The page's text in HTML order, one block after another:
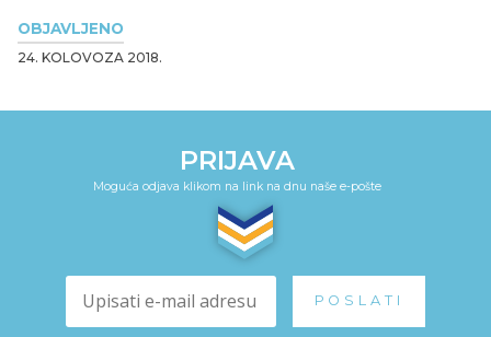
OBJAVLJENO
24. KOLOVOZA 2018.
PRIJAVA
Moguća odjava klikom na link na dnu naše e-pošte